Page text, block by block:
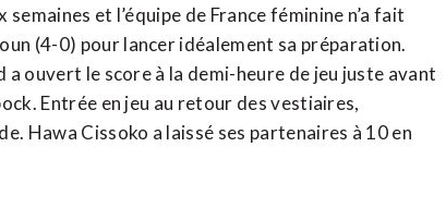
et l’équipe de France féminine n’a fait
(4-0) pour lancer idéalement sa préparation.
ouvert le score à la demi-heure de jeu juste avant
Entrée en jeu au retour des vestiaires,
Hawa Cissoko a laissé ses partenaires à 10 en